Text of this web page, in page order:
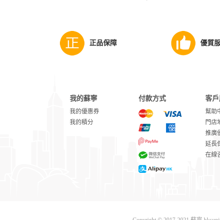
正品保障 優質
我的蘇寧
我的優惠券
我的積分
付款方式 客
幫助
門店
推廣
延長
在線